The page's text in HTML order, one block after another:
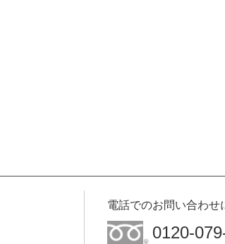
電話でのお問い合わせ
0120-